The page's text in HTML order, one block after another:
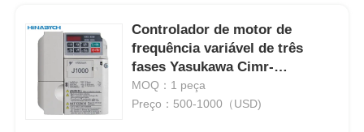
Controlador de motor de
frequência variável de três
fases Yasukawa Cimr-
Jb4a0011bba
MOQ：1 peça
Preço：500-1000（USD)